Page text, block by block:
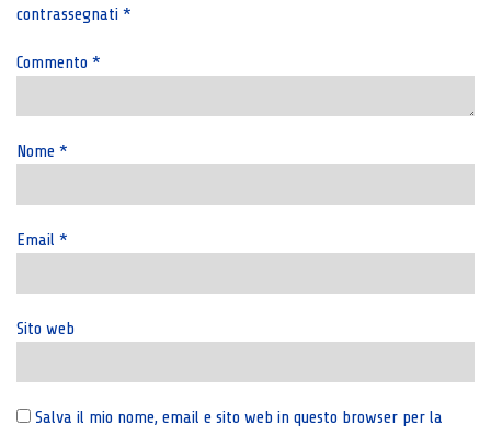
contrassegnati *
Commento *
Nome *
Email *
Sito web
Salva il mio nome, email e sito web in questo browser per la